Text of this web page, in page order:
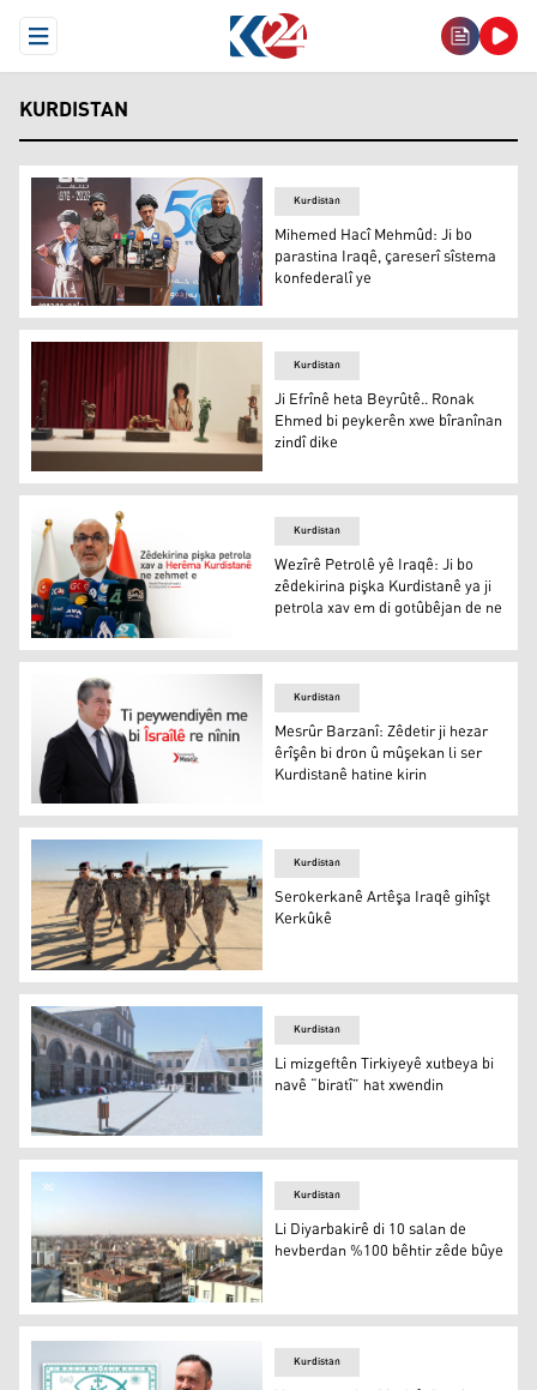
Open Menu
KURDISTAN
Mihemed Hacî Mehmûd: Ji bo parastina Iraqê, çareserî
Kurdistan
Mihemed Hacî Mehmûd: Ji bo
parastina Iraqê, çareserî sîstema
konfederalî ye
Ji Efrînê heta Beyrûtê.. Ronak Ehmed bi peykerên xwe
Kurdistan
Ji Efrînê heta Beyrûtê.. Ronak
Ehmed bi peykerên xwe bîranînan
zindî dike
Wezîrê Petrolê yê Iraqê: Ji bo zêdekirina pişka
Kurdistan
Wezîrê Petrolê yê Iraqê: Ji bo
zêdekirina pişka Kurdistanê ya ji
petrola xav em di gotûbêjan de ne
Mesrûr Barzanî: Zêdetir ji hezar êrîşên bi dron û
Kurdistan
Mesrûr Barzanî: Zêdetir ji hezar
êrîşên bi dron û mûşekan li ser
Kurdistanê hatine kirin
Serokerkanê Artêşa Iraqê gihîşt Kerkûkê
Kurdistan
Serokerkanê Artêşa Iraqê gihîşt
Kerkûkê
Li mizgeftên Tirkiyeyê xutbeya bi navê “biratî” hat
Kurdistan
Li mizgeftên Tirkiyeyê xutbeya bi
navê “biratî” hat xwendin
Diyarbekir
Kurdistan
Li Diyarbakirê di 10 salan de
hevberdan %100 bêhtir zêde bûye
Kurdistan